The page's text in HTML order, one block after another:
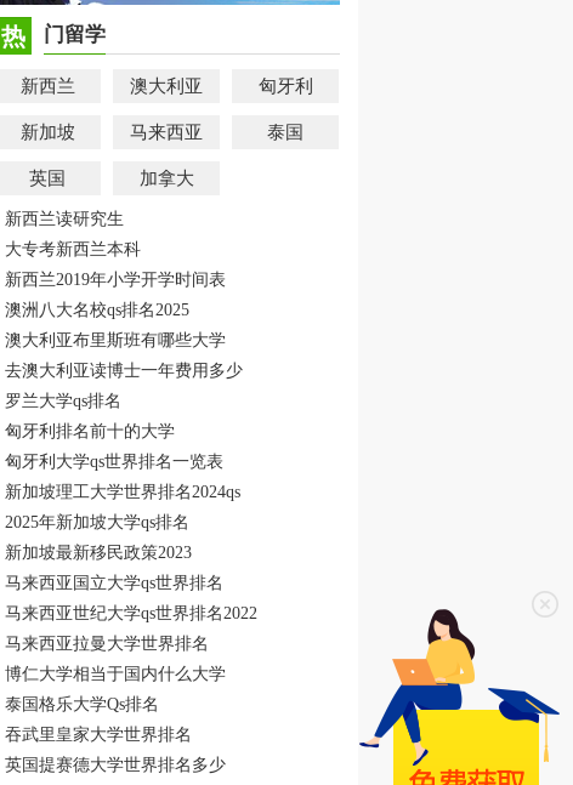
热 门留学
新西兰 澳大利亚 匈牙利
新加坡 马来西亚 泰国
英国 加拿大
新西兰读研究生
大专考新西兰本科
新西兰2019年小学开学时间表
澳洲八大名校qs排名2025
澳大利亚布里斯班有哪些大学
去澳大利亚读博士一年费用多少
罗兰大学qs排名
匈牙利排名前十的大学
匈牙利大学qs世界排名一览表
新加坡理工大学世界排名2024qs
2025年新加坡大学qs排名
新加坡最新移民政策2023
马来西亚国立大学qs世界排名
马来西亚世纪大学qs世界排名2022
马来西亚拉曼大学世界排名
博仁大学相当于国内什么大学
泰国格乐大学Qs排名
吞武里皇家大学世界排名
英国提赛德大学世界排名多少